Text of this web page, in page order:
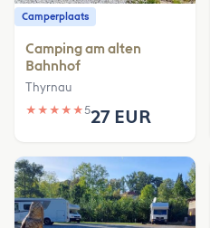
Camperplaats
Camping am alten
Bahnhof
Thyrnau
★ ★ ★ ★ ★527 EUR